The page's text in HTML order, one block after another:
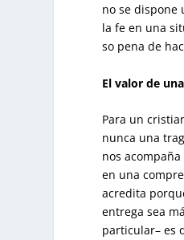
no se dispone
la fe en una
so pena de
El valor de
Para un
nunca una
nos
en una
acredita
entrega sea
particular– es